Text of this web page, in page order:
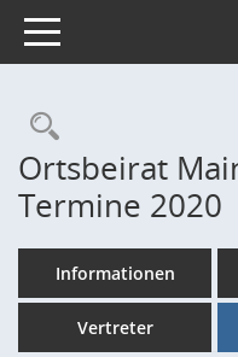
Toggle navigation
Ortsbeirat
Termine 2020
Informationen
Vertreter